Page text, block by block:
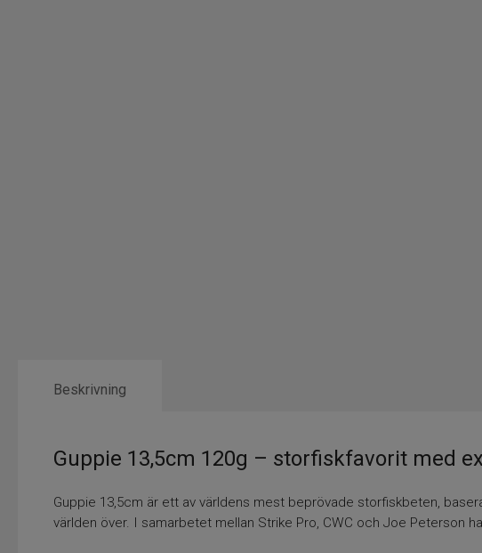
Beskrivning
Guppie 13,5cm 120g – storfiskfavorit med
Guppie 13,5cm är ett av världens mest beprövade storfiskbeten,
världen över. I samarbetet mellan Strike Pro, CWC och Joe Peterson